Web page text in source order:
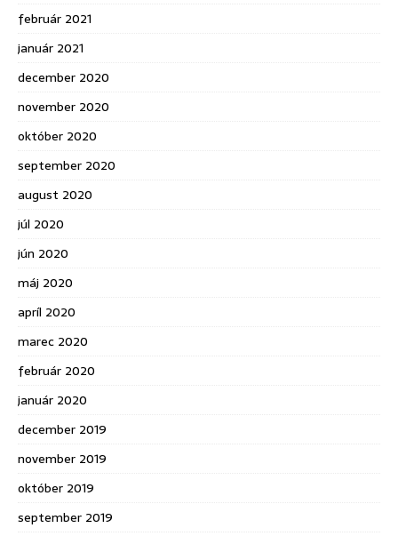
február 2021
január 2021
december 2020
november 2020
október 2020
september 2020
august 2020
júl 2020
jún 2020
máj 2020
apríl 2020
marec 2020
február 2020
január 2020
december 2019
november 2019
október 2019
september 2019